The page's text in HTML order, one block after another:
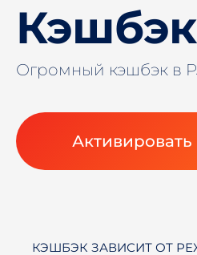
Огромный кэшбэк в
КЭШБЭК ЗАВИСИТ ОТ